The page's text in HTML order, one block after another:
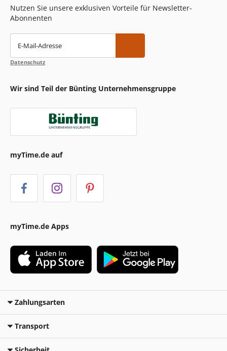
Nutzen Sie unsere exklusiven Vorteile für Newsletter-
Abonnenten
E-Mail-Adresse
Datenschutz
Wir sind Teil der Bünting Unternehmensgruppe
myTime.de auf
myTime.de Apps
Zahlungsarten
Transport